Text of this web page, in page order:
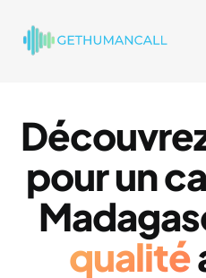
pour un
qualité